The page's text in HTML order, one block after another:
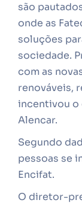
são
onde as
soluções
sociedade.
com as
renováveis,
incentivou o
Alencar.
Segundo
pessoas se
Encifat.
O diretor-